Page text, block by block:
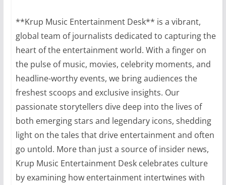
**Krup Music Entertainment Desk** is a vibrant,
global team of journalists dedicated to capturing the
heart of the entertainment world. With a finger on
the pulse of music, movies, celebrity moments, and
headline-worthy events, we bring audiences the
freshest scoops and exclusive insights. Our
passionate storytellers dive deep into the lives of
both emerging stars and legendary icons, shedding
light on the tales that drive entertainment and often
go untold. More than just a source of insider news,
Krup Music Entertainment Desk celebrates culture
by examining how entertainment intertwines with